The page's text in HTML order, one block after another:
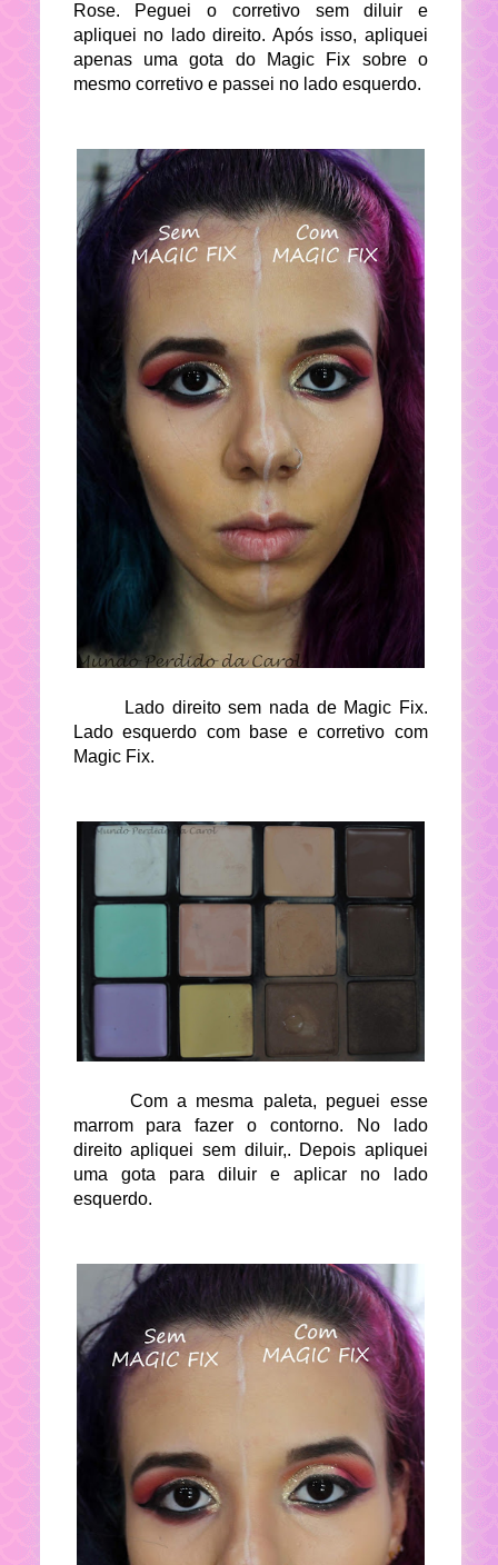
Rose. Peguei o corretivo sem diluir e
apliquei no lado direito. Após isso, apliquei
apenas uma gota do Magic Fix sobre o
mesmo corretivo e passei no lado esquerdo.
Lado direito sem nada de Magic Fix.
Lado esquerdo com base e corretivo com
Magic Fix.
Com a mesma paleta, peguei esse
marrom para fazer o contorno. No lado
direito apliquei sem diluir,. Depois apliquei
uma gota para diluir e aplicar no lado
esquerdo.